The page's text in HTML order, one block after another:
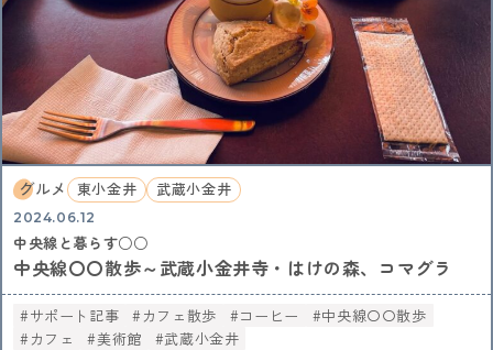
グルメ 東小金井 武蔵小金井
2024.06.12
中央線と暮らす○○
中央線〇〇散歩～武蔵小金井寺・はけの森、コマグラ
サポート記事 カフェ散歩 コーヒー
中央線〇〇散歩
カフェ
美術館 武蔵小金井